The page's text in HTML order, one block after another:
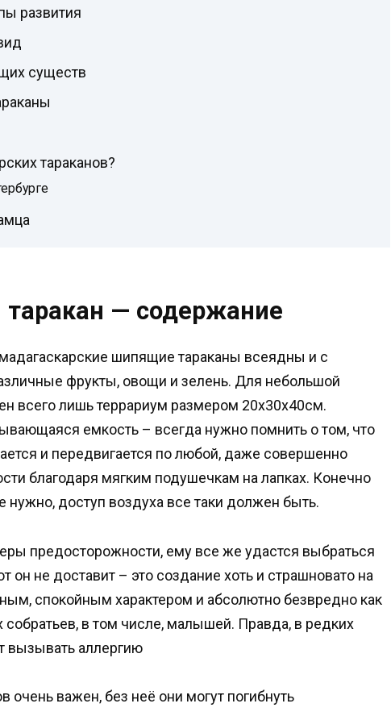
развития
существ
тараканов?
таракан — содержание
шипящие тараканы всеядны и с
фрукты, овощи и зелень. Для небольшой
всего лишь террариум размером 20х30х40см.
емкость – всегда нужно помнить о том, что
и передвигается по любой, даже совершенно
благодаря мягким подушечкам на лапках. Конечно
нужно, доступ воздуха все таки должен быть.
предосторожности, ему все же удастся выбраться
он не доставит – это создание хоть и страшновато на
спокойным характером и абсолютно безвредно как
собратьев, в том числе, малышей. Правда, в редких
вызывать аллергию
очень важен, без неё они могут погибнуть